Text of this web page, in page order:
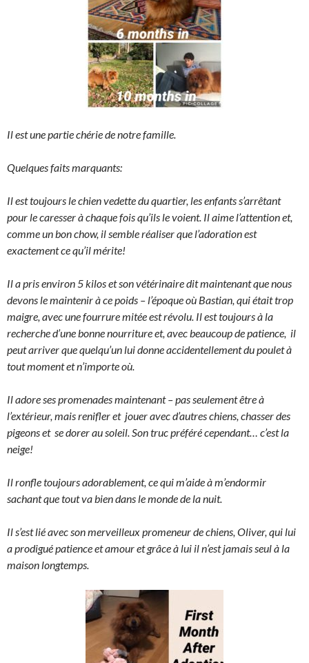
Il est une partie chérie de notre famille.
Quelques faits marquants:
Il est toujours le chien vedette du quartier, les enfants s’arrêtant
pour le caresser à chaque fois qu’ils le voient. Il aime l’attention et,
comme un bon chow, il semble réaliser que l’adoration est
exactement ce qu’il mérite!
Il a pris environ 5 kilos et son vétérinaire dit maintenant que nous
devons le maintenir à ce poids – l’époque où Bastian, qui était trop
maigre, avec une fourrure mitée est révolu. Il est toujours à la
recherche d’une bonne nourriture et, avec beaucoup de patience, il
peut arriver que quelqu’un lui donne accidentellement du poulet à
tout moment et n’importe où.
Il adore ses promenades maintenant – pas seulement être à
l’extérieur, mais renifler et jouer avec d’autres chiens, chasser des
pigeons et se dorer au soleil. Son truc préféré cependant… c’est la
neige!
Il ronfle toujours adorablement, ce qui m’aide à m’endormir
sachant que tout va bien dans le monde de la nuit.
Il s’est lié avec son merveilleux promeneur de chiens, Oliver, qui lui
a prodigué patience et amour et grâce à lui il n’est jamais seul à la
maison longtemps.